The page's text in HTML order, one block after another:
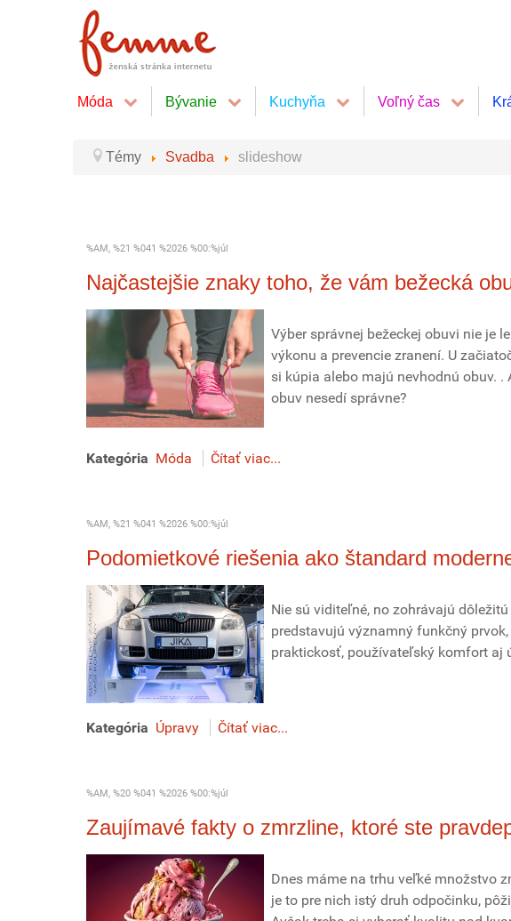
Móda Bývanie Kuchyňa Voľný čas
Témy Svadba slideshow
%AM, %21 %041 %2026 %00:%júl
Najčastejšie znaky toho, že vám bežecká
Výber správnej bežeckej obuvi nie je
výkonu a prevencie zranení. U
si kúpia alebo majú nevhodnú obuv.
obuv nesedí správne?
Kategória Móda Čítať viac...
%AM, %21 %041 %2026 %00:%júl
Podomietkové riešenia ako štandard
Nie sú viditeľné, no zohrávajú
predstavujú významný funkčný
praktickosť, používateľský komfort aj
Kategória Úpravy Čítať viac...
%AM, %20 %041 %2026 %00:%júl
Zaujímavé fakty o zmrzline, ktoré ste
Dnes máme na trhu veľké množstvo
je to pre nich istý druh odpočinku,